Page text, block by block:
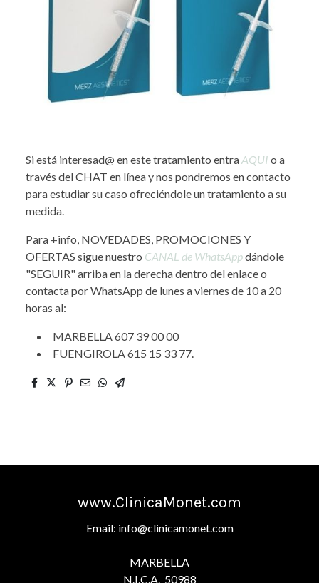
Si está interesad@ en este tratamiento entraAQUI o a
través del CHAT en línea y nos pondremos en contacto
para estudiar su caso ofreciéndole un tratamiento a su
medida.
Para +info, NOVEDADES, PROMOCIONES Y
OFERTAS sigue nuestro CANAL de WhatsAppdándole
"SEGUIR" arriba en la derecha dentro del enlace o
contacta por WhatsApp de lunes a viernes de 10 a 20
horas al:
MARBELLA 607 39 00 00
FUENGIROLA 615 15 33 77.
www.ClinicaMonet.com
Email: info@clinicamonet.com
MARBELLA
N.I.C.A. 50988